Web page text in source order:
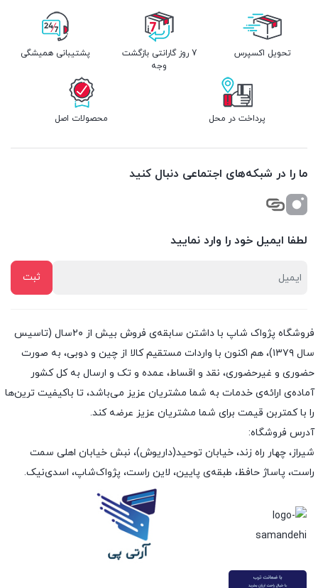
تحویل اکسپرس
7 روز گارانتی بازگشت
وجه
پشتیبانی همیشگی
پرداخت در محل محصولات اصل
ما را در شبکه‌های اجتماعی دنبال کنید
لطفا ایمیل خود را وارد نمایید
فروشگاه پژواک شاپ با داشتن سابقه‌ی فروش بیش از ۲۰سال (تاسیس
سال ۱۳۷۹)، هم اکنون با واردات مستقیم کالا از چین و دوبی، به صورت
حضوری و غیرحضوری، نقد و اقساط، عمده و تک و ارسال به کل کشور
آماده‌ی ارائه‌ی خدمات به شما مشتریان عزیز می‌باشد، تا باکیفیت ترین‌ها
را با کمتربن قیمت برای شما مشتریان عزیز عرضه کند.
آدرس فروشگاه:
شیراز، چهار راه زند، خیابان توحید(داریوش)، نبش خیابان اهلی سمت
راست، پاساژ حافظ، طبقه‌ی پایین، لاین راست، پژواک‌شاپ، اسدی‌نیک.